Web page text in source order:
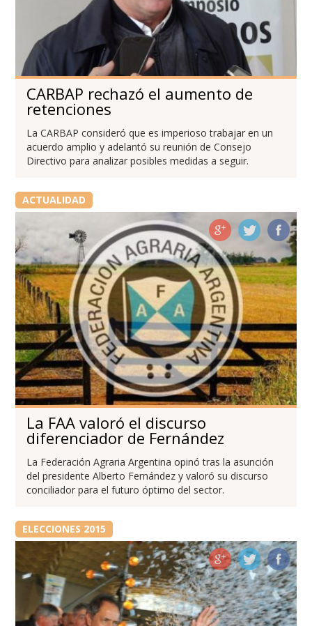
CARBAP rechazó el aumento de
retenciones
La CARBAP consideró que es imperioso trabajar en un
acuerdo amplio y adelantó su reunión de Consejo
Directivo para analizar posibles medidas a seguir.
ACTUALIDAD
La FAA valoró el discurso
diferenciador de Fernández
La Federación Agraria Argentina opinó tras la asunción
del presidente Alberto Fernández y valoró su discurso
conciliador para el futuro óptimo del sector.
ELECCIONES 2015